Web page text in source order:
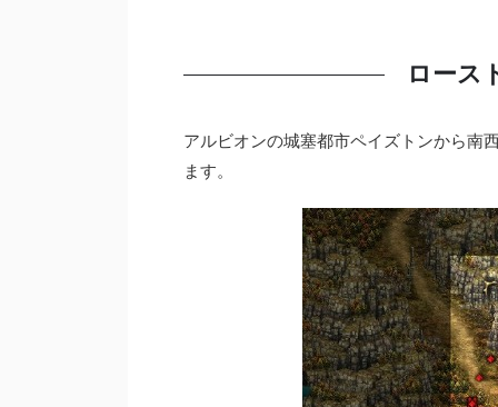
ロース
アルビオンの城塞都市ペイズトンから南
ます。